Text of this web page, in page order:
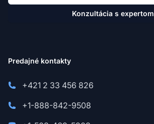
Konzultácia s expertom
Predajné kontakty
+421 2 33 456 826
+1-888-842-9508